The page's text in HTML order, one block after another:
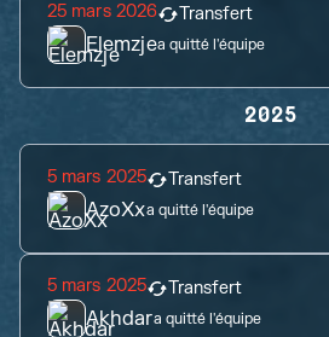
25 mars 2026 Transfert
Elemzjea quitté l'équipe
2025
5 mars 2025 Transfert
AzoXxa quitté l'équipe
5 mars 2025 Transfert
Akhdara quitté l'équipe